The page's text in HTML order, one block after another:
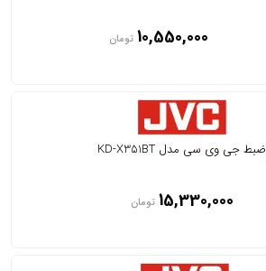
10,550,000 تومان
ضبط جی وی سی مدل KD-X351BT
15,330,000 تومان